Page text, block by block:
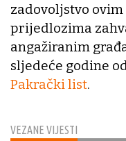
VEZANE VIJESTI
zadovoljstvo
prijedlozima
angažiranim
sljedeće godine
Pakrački list.